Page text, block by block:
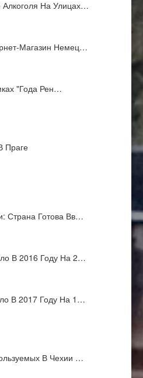
На Улицах…
Магазин Немец…
"Года Рен…
Праге
Страна Готова Вв…
В 2016 Году На 2…
В 2017 Году На 1…
В Чехии …